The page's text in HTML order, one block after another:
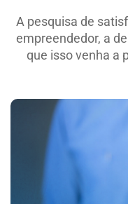
A pesquisa de
empreendedor, a
que isso venha a